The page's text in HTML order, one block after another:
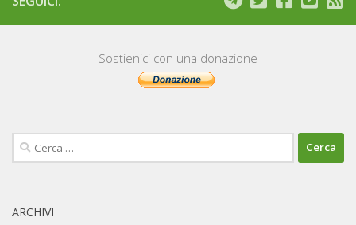
Sostienici con una donazione
Ricerca
per:
ARCHIVI